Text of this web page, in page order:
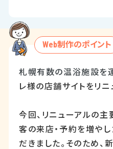
Web制作のポイント
札幌有数の温浴施設を
レ様の店舗サイトをリニ
今回、リニューアルの主
客の来店・予約を増やし
だきました。そのため